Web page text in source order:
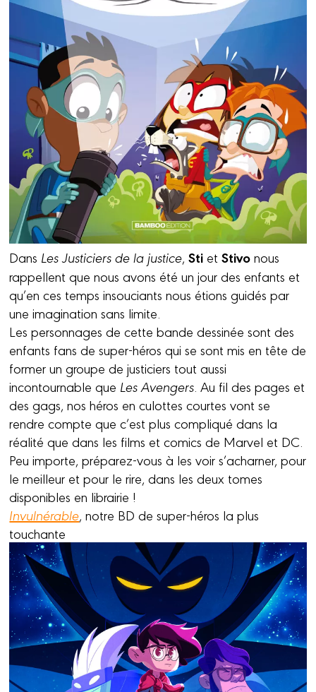
Dans Les Justiciers de la justice,Sti etStivonous
rappellent que nous avons été un jour des enfants et
qu’en ces temps insouciants nous étions guidés par
une imagination sans limite.
Les personnages de cette bande dessinée sont des
enfants fans de super-héros qui se sont mis en tête de
former un groupe de justiciers tout aussi
incontournable que Les Avengers . Au fil des pages et
des gags, nos héros en culottes courtes vont se
rendre compte que c’est plus compliqué dans la
réalité que dans les films et comics de Marvel et DC.
Peu importe, préparez-vous à les voir s’acharner, pour
le meilleur et pour le rire, dans les deux tomes
disponibles en librairie !
Invulnérable, notre BD de super-héros la plus
touchante